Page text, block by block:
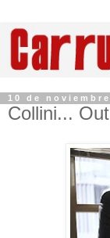
10 de
Collini...